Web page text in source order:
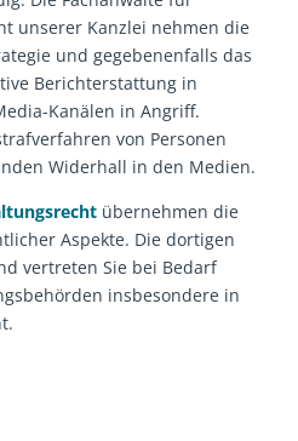
unserer Kanzlei nehmen die
und gegebenenfalls das
Berichterstattung in
Kanälen in Angriff.
von Personen
Widerhall in den Medien.
übernehmen die
Aspekte. Die dortigen
vertreten Sie bei Bedarf
insbesondere in